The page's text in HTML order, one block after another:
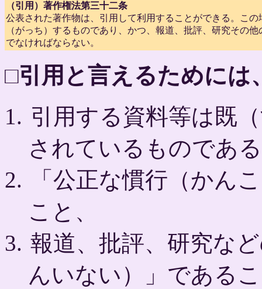
（引用）著作権法第三十二条
公表された著作物は、引用して利用することができる。こ
（がっち）するものであり、かつ、報道、批評、研究その
でなければならない。
□引用と言えるためには
引用する資料等は既
されているものであ
「公正な慣行（かん
こと、
報道、批評、研究な
んいない）」である